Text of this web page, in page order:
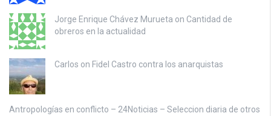
Jorge Enrique Chávez Murueta on Cantidad de
obreros en la actualidad
Carlos on Fidel Castro contra los anarquistas
Antropologías en conflicto – 24Noticias – Seleccion diaria de otros